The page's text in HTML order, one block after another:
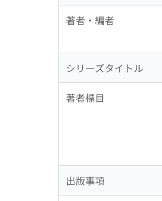
著者・編者
シリーズタイトル
著者標目
出版事項